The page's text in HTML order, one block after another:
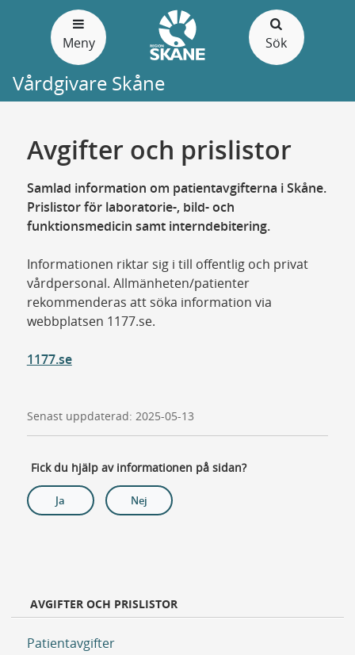
Meny Sök
Vårdgivare Skåne
Avgifter och prislistor
Samlad information om patientavgifterna i Skåne.
Prislistor för laboratorie-, bild- och
funktionsmedicin samt interndebitering.
Informationen riktar sig i till offentlig och privat
vårdpersonal. Allmänheten/patienter
rekommenderas att söka information via
webbplatsen 1177.se.
1177.se
Senast uppdaterad: 2025-05-13
Fick du hjälp av informationen på sidan?
Ja Nej
AVGIFTER OCH PRISLISTOR
Patientavgifter